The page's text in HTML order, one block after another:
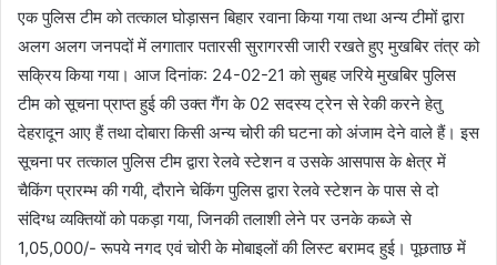
एक पुलिस टीम को तत्काल घोड़ासन बिहार रवाना किया गया तथा अन्य टीमों द्वारा
अलग अलग जनपदों में लगातार पतारसी सुरागरसी जारी रखते हुए मुखबिर तंत्र को
सक्रिय किया गया। आज दिनांक: 24-02-21 को सुबह जरिये मुखबिर पुलिस
टीम को सूचना प्राप्त हुई की उक्त गैंग के 02 सदस्य ट्रेन से रेकी करने हेतु
देहरादून आए हैं तथा दोबारा किसी अन्य चोरी की घटना को अंजाम देने वाले हैं। इस
सूचना पर तत्काल पुलिस टीम द्वारा रेलवे स्टेशन व उसके आसपास के क्षेत्र में
चैकिंग प्रारम्भ की गयी, दौराने चेकिंग पुलिस द्वारा रेलवे स्टेशन के पास से दो
संदिग्ध व्यक्तियों को पकड़ा गया, जिनकी तलाशी लेने पर उनके कब्जे से
1,05,000/- रूपये नगद एवं चोरी के मोबाइलों की लिस्ट बरामद हुई। पूछताछ में